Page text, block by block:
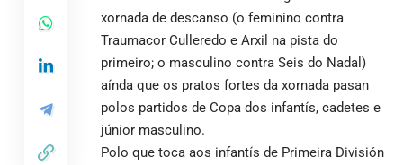
xornada de descanso (o feminino contra
Traumacor Culleredo e Arxil na pista do
primeiro; o masculino contra Seis do Nadal)
aínda que os pratos fortes da xornada pasan
polos partidos de Copa dos infantís, cadetes e
júnior masculino.
Polo que toca aos infantís de Primeira División